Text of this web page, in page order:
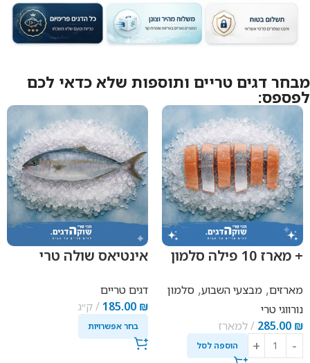
מבחר דגים טריים ותוספות שלא כדאי לכם
לפספס:
+ מארז 10 פילה סלמון
מארזים, מבצעי השבוע, סלמון
נורווגי טרי
285.00 ₪ למארז
הוספה לסל
אינטיאס שולה טרי
דגים טריים
185.00 ₪ ק״ג
בחר אפשרויות